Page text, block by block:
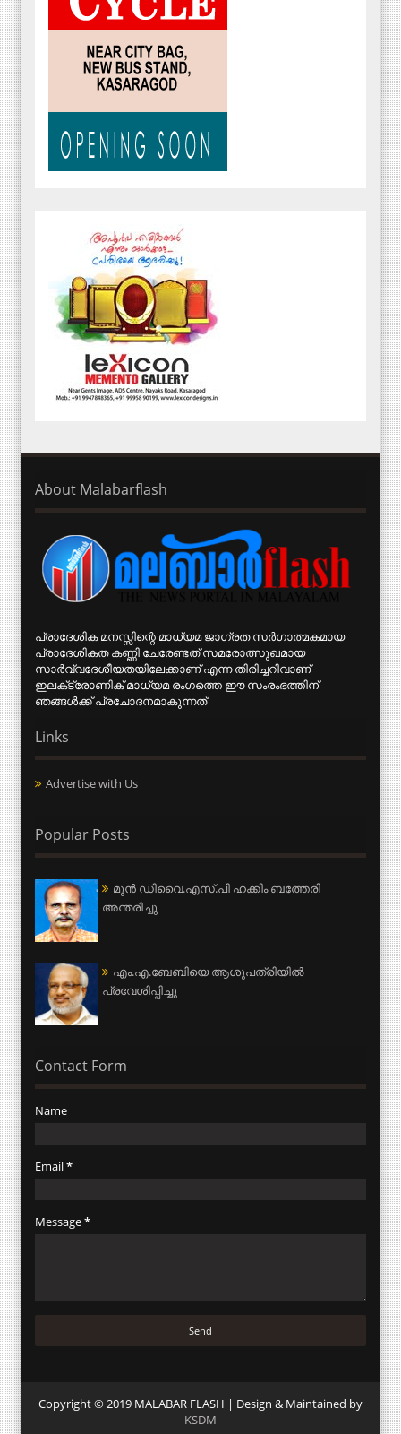
About Malabarflash
പ്രാദേശിക മനസ്സിന്റെ മാധ്യമ ജാഗ്രത സര്‍ഗാത്മകമായ
പ്രാദേശികത കണ്ണി ചേരേണ്ടത് സമരോത്സുഖമായ
സാര്‍വ്വദേശീയതയിലേക്കാണ് എന്ന തിരിച്ചറിവാണ്
ഇലക്‌ട്രോണിക് മാധ്യമ രംഗത്തെ ഈ സംരംഭത്തിന്
ഞങ്ങള്‍ക്ക് പ്രചോദനമാകുന്നത്
Links
Advertise with Us
Popular Posts
മുന്‍ ഡിവൈ.എസ്.പി ഹക്കിം ബത്തേരി
അന്തരിച്ചു
എം.എ.ബേബിയെ ആശുപത്രിയില്‍
പ്രവേശിപ്പിച്ചു
Contact Form
Name
Email*
Message*
Copyright © 2019 MALABAR FLASH | Design & Maintained by
KSDM